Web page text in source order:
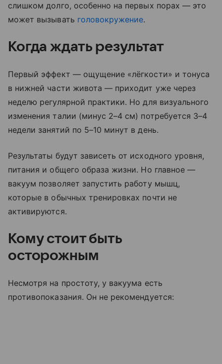
слишком долго, особенно на первых порах — это
может вызывать головокружение.
Когда ждать результат
Первый эффект — ощущение «лёгкости» и тонуса
в нижней части живота — приходит уже через
неделю регулярной практики. Но для визуального
изменения талии (минус 2–4 см) потребуется 3–4
недели занятий по 5–10 минут в день.
Результаты будут зависеть от исходного уровня,
питания и общего образа жизни. Но главное —
вакуум позволяет запустить работу мышц,
которые в обычных тренировках почти не
активируются.
Кому стоит быть
осторожным
Несмотря на простоту, у вакуума есть
противопоказания. Он не рекомендуется: